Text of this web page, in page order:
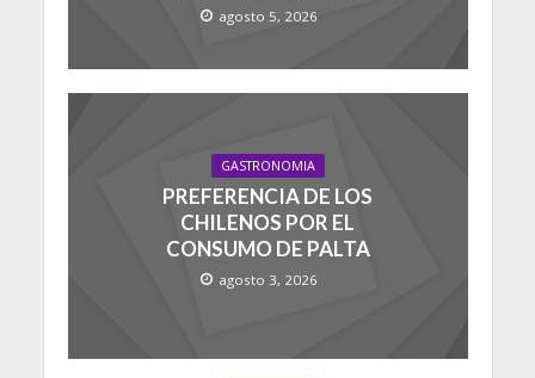
agosto 5, 2026
GASTRONOMIA
PREFERENCIA DE LOS
CHILENOS POR EL
CONSUMO DE PALTA
agosto 3, 2026